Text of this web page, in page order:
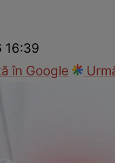
16:39
în Google